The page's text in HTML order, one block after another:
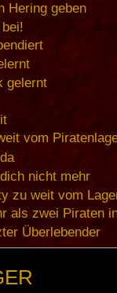
Hering geben
gelernt
vom
nicht mehr
zu weit vom
als zwei Piraten
Überlebender